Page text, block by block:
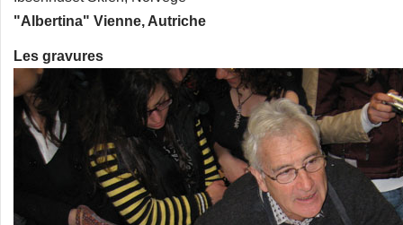
"Albertina" Vienne, Autriche
Les gravures